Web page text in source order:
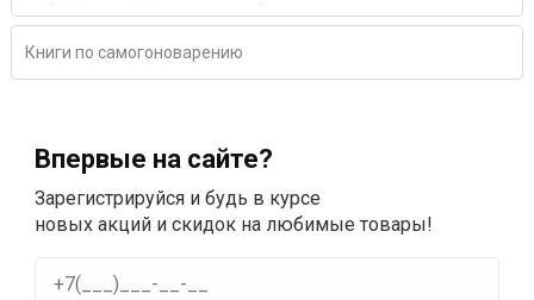
Книги по самогоноварению
Впервые на сайте?
Зарегистрируйся и будь в курсе
новых акций и скидок на любимые товары!